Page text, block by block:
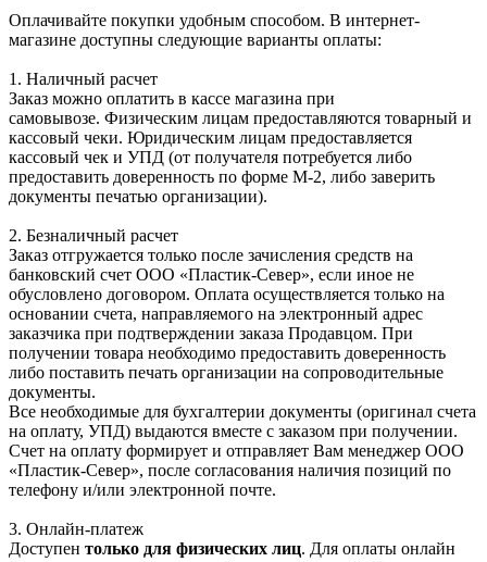
Оплачивайте покупки удобным способом. В интернет-
магазине доступны следующие варианты оплаты:
1. Наличный расчет
Заказ можно оплатить в кассе магазина при
самовывозе. Физическим лицам предоставляются товарный и
кассовый чеки. Юридическим лицам предоставляется
кассовый чек и УПД (от получателя потребуется либо
предоставить доверенность по форме М-2, либо заверить
документы печатью организации).
2. Безналичный расчет
Заказ отгружается только после зачисления средств на
банковский счет ООО «Пластик-Север», если иное не
обусловлено договором. Оплата осуществляется только на
основании счета, направляемого на электронный адрес
заказчика при подтверждении заказа Продавцом. При
получении товара необходимо предоставить доверенность
либо поставить печать организации на сопроводительные
документы.
Все необходимые для бухгалтерии документы (оригинал счета
на оплату, УПД) выдаются вместе с заказом при получении.
Счет на оплату формирует и отправляет Вам менеджер ООО
«Пластик-Север», после согласования наличия позиций по
телефону и/или электронной почте.
3. Онлайн-платеж
Доступен только для физических лиц. Для оплаты онлайн